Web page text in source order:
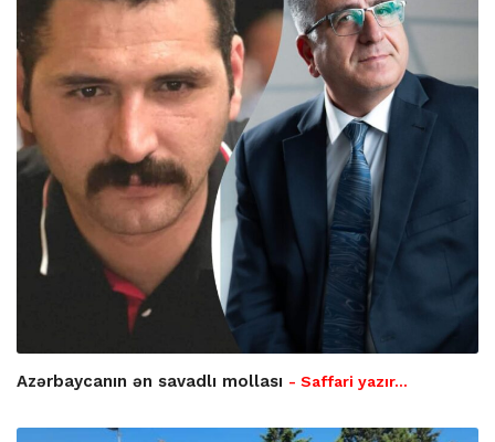
Azərbaycanın ən savadlı mollası - Saffari yazır…